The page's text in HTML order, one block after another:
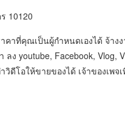
10120
าที่คุณเป็นผู้กำหนดเองได้ จ้า
youtube, Facebook, Vlog,
ดีโอให้ขายของได้ เจ้าของเพจเ